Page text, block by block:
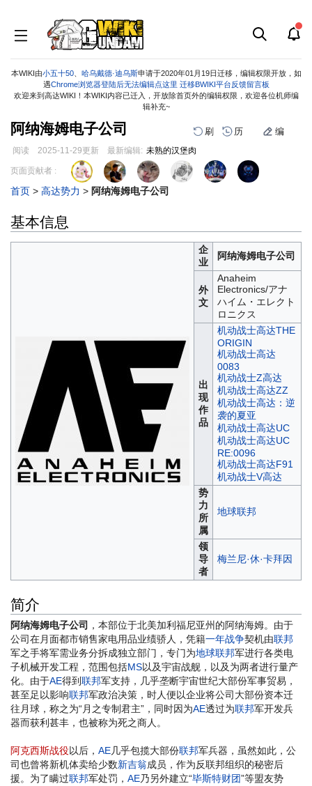
本WIKI由小五十50、 哈乌戴德·迪乌斯申请于2020年01月19日迁移，编辑权限开放，如
遇Chrome浏览器登陆后无法编辑点这里 迁移BWIKI平台反馈留言板
欢迎来到高达WIKI！本WIKI内容已迁入，开放除首页外的编辑权限，欢迎各位机师编
辑补充~
阿纳海姆电子公司 刷 历 编
阅读 2025-11-29更新 最新编辑: 未熟的汉堡肉
跳
导
跳
搜
页面贡献者 :
首页 > 高达势力 > 阿纳海姆电子公司
基本信息
企
业
阿纳海姆电子公司
外
文
Anaheim
Electronics/アナ
ハイム・エレクト
ロニクス
出
现
作
品
机动战士高达THE
ORIGIN
机动战士高达
0083
机动战士Z高达
机动战士高达ZZ
机动战士高达：逆
袭的夏亚
机动战士高达UC
机动战士高达UC
RE:0096
机动战士高达F91
机动战士V高达
势
力
所
属
地球联邦
领
导
者
梅兰尼·休·卡拜因
简介
阿纳海姆电子公司 ，本部位于北美加利福尼亚州的阿纳海姆。由于
公司在月面都市销售家电用品业绩骄人，凭籍一年战争契机由联邦
军之手将军需业务分拆成独立部门，专门为地球联邦军进行各类电
子机械开发工程，范围包括MS以及宇宙战舰，以及为两者进行量产
化。由于AE得到联邦军支持，几乎垄断宇宙世纪大部份军事贸易，
甚至足以影响联邦军政治决策，时人便以企业将公司大部份资本迁
往月球，称之为“月之专制君主”，同时因为AE透过为联邦军开发兵
器而获利甚丰，也被称为死之商人。
阿克西斯战役以后， AE几乎包揽大部份联邦军兵器，虽然如此，公
司也曾将新机体卖给少数新吉翁成员，作为反联邦组织的秘密后
援。为了瞒过联邦军处罚， AE乃另外建立“毕斯特财团”等盟友势